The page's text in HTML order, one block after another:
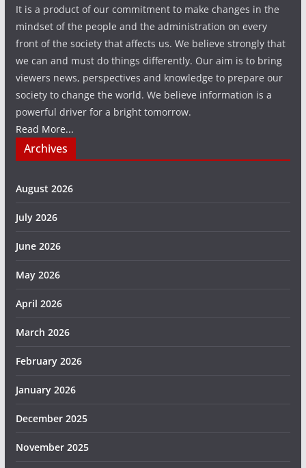
It is a product of our commitment to make changes in the
mindset of the people and the administration on every
front of the society that affects us. We believe strongly that
we can and must do things differently. Our aim is to bring
viewers news, perspectives and knowledge to prepare our
society to change the world. We believe information is a
powerful driver for a bright tomorrow.
Read More...
Archives
August 2026
July 2026
June 2026
May 2026
April 2026
March 2026
February 2026
January 2026
December 2025
November 2025